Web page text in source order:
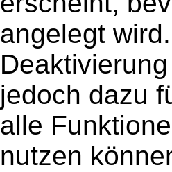
angelegt
jedoch dazu
alle
nutzen